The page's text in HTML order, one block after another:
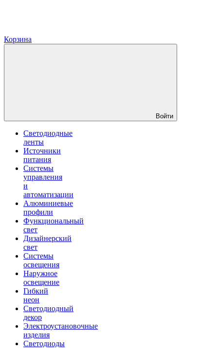
Корзина
Войти
Светодиодные
ленты
Источники
питания
Системы
управления
и
автоматизации
Алюминиевые
профили
Функциональный
свет
Дизайнерский
свет
Системы
освещения
Наружное
освещение
Гибкий
неон
Светодиодный
декор
Электроустановочные
изделия
Светодиоды